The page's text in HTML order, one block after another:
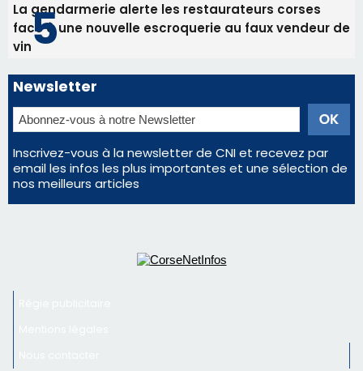
La gendarmerie alerte les restaurateurs corses
face à une nouvelle escroquerie au faux vendeur de
vin
Newsletter
Inscrivez-vous à la newsletter de CNI et recevez par
email les infos les plus importantes et une sélection de
nos meilleurs articles